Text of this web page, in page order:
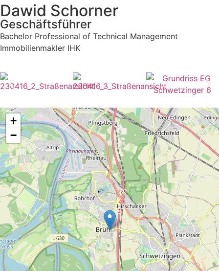
Dawid Schorner
Geschäftsführer
Bachelor Professional of Technical Management
Immobilienmakler IHK
+
−